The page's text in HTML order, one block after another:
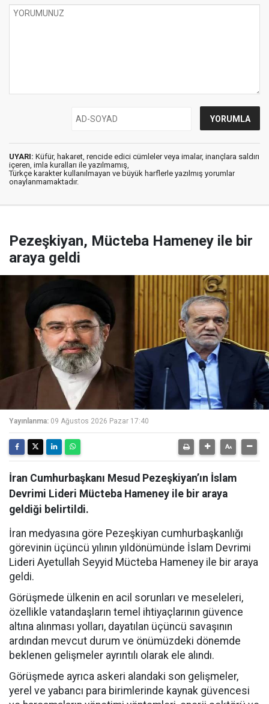
UYARI: Küfür, hakaret, rencide edici cümleler veya imalar, inançlara saldırı
içeren, imla kuralları ile yazılmamış,
Türkçe karakter kullanılmayan ve büyük harflerle yazılmış yorumlar
onaylanmamaktadır.
Pezeşkiyan, Mücteba Hameney ile bir
araya geldi
Yayınlanma: 09 Ağustos 2026 Pazar 17:40
İran Cumhurbaşkanı Mesud Pezeşkiyan’ın İslam
Devrimi Lideri Mücteba Hameney ile bir araya
geldiği belirtildi.
İran medyasına göre Pezeşkiyan cumhurbaşkanlığı
görevinin üçüncü yılının yıldönümünde İslam Devrimi
Lideri Ayetullah Seyyid Mücteba Hameney ile bir araya
geldi.
Görüşmede ülkenin en acil sorunları ve meseleleri,
özellikle vatandaşların temel ihtiyaçlarının güvence
altına alınması yolları, dayatılan üçüncü savaşının
ardından mevcut durum ve önümüzdeki dönemde
beklenen gelişmeler ayrıntılı olarak ele alındı.
Görüşmede ayrıca askeri alandaki son gelişmeler,
yerel ve yabancı para birimlerinde kaynak güvencesi